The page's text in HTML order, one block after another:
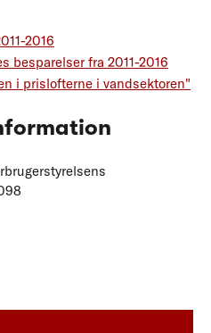
2016
besparelser fra 2011-2016
i prislofterne i vandsektoren"